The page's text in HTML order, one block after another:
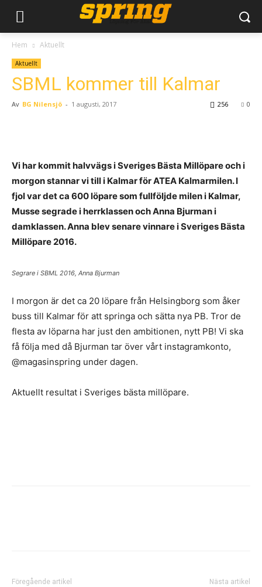
Hem Aktuellt
Aktuellt
SBML kommer till Kalmar
Av BG Nilensjö - 1 augusti, 2017 0
256
Vi har kommit halvvägs i Sveriges Bästa Millöpare och i
morgon stannar vi till i Kalmar för ATEA Kalmarmilen. I
fjol var det ca 600 löpare som fullföljde milen i Kalmar,
Musse segrade i herrklassen och Anna Bjurman i
damklassen. Anna blev senare vinnare i Sveriges Bästa
Millöpare 2016.
Segrare i SBML 2016, Anna Bjurman
I morgon är det ca 20 löpare från Helsingborg som åker
buss till Kalmar för att springa och sätta nya PB. Tror de
flesta av löparna har just den ambitionen, nytt PB! Vi ska
få följa med då Bjurman tar över vårt instagramkonto,
@magasinspring under dagen.
Aktuellt resultat i Sveriges bästa millöpare.
Föregående artikel Nästa artikel